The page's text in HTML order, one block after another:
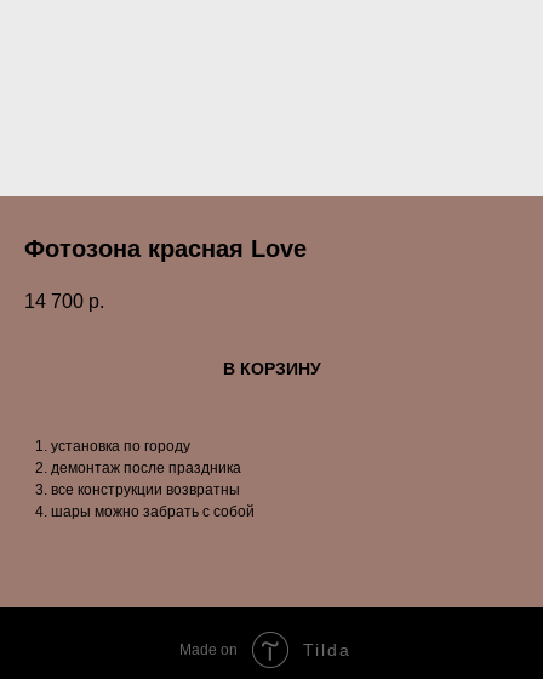
Фотозона красная Love
14 700 р.
В КОРЗИНУ
установка по городу
демонтаж после праздника
все конструкции возвратны
шары можно забрать с собой
Made on Tilda